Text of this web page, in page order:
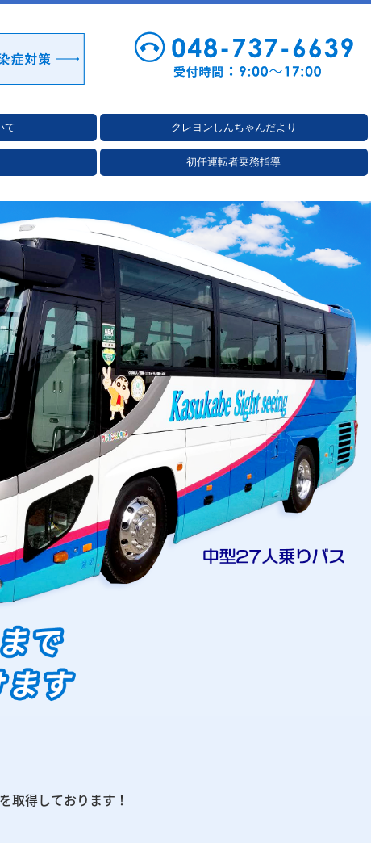
て クレヨンしんちゃんだより
初任運転者乗務指導
取得しております！